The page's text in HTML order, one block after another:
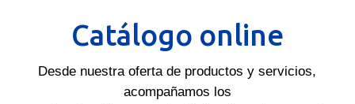
Catálogo online
Desde nuestra oferta de productos y servicios,
acompañamos los